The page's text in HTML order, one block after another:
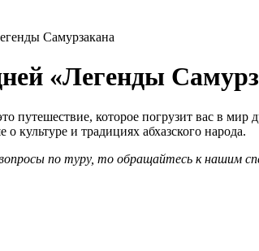
Самурзакана
«Легенды
которое погрузит вас в мир
культуре и традициях абхазского народа.
по туру, то обращайтесь к нашим